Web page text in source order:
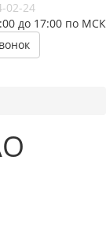
02-24
до 17:00 по МСК